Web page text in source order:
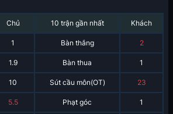
Chủ 10 trận gần nhất Khách
1 Bàn thắng 2
1.9 Bàn thua 1
10 Sút cầu môn(OT) 23
5.5 Phạt góc 1